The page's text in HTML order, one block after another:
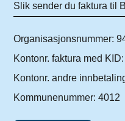
Slik sender du faktura til
Organisasjonsnummer:
Kontonr. faktura med
Kontonr. andre
Kommunenummer: 4012